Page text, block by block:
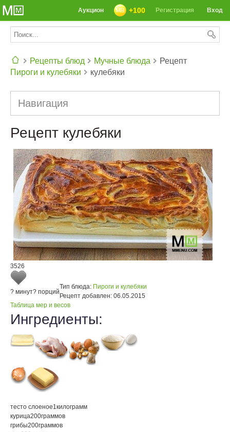
Вход
Регистрация
+100
Аукцион
Рецепты блюд
Мучные блюда
Пироги и кулебяки
Рецепт
кулебяки
Навигация
Рецепт кулебяки
3526
? минут? порций
Тип блюда: Пироги и кулебяки
Рецепт добавлен: 06.05.2015
Таблица мер и весов
Ингредиенты:
тесто слоеное1килограмм
курица200граммов
грибы200граммов